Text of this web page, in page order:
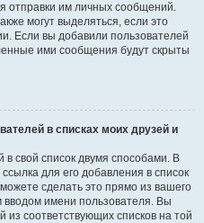
отправки им личных сообщений.
могут выделяться, если это
Если вы добавили пользователей
ими сообщения будут скрыты
в списках моих друзей и
свой список двумя способами. В
для его добавления в список
сделать это прямо из вашего
вводом имени пользователя. Вы
из соответствующих списков на той